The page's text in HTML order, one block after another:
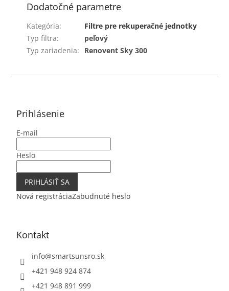
Dodatočné parametre
Kategória:
Filtre pre rekuperačné jednotky
Typ filtra:
peľový
Typ zariadenia: Renovent Sky 300
Prihlásenie
E-mail
Heslo
PRIHLÁSIŤ SA
Nová registráciaZabudnuté heslo
Kontakt
info@smartsunsro.sk
+421 948 924 874
+421 948 891 999